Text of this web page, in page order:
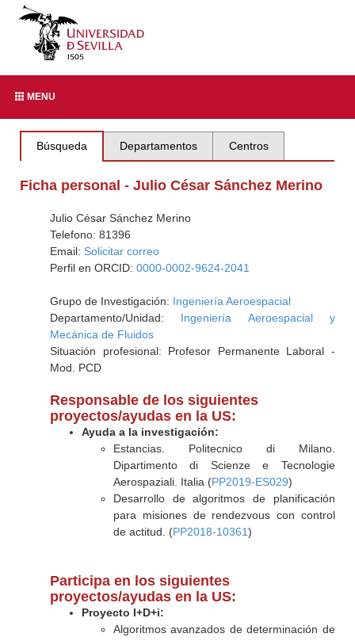
MENU
Búsqueda Departamentos Centros
Ficha personal - Julio César Sánchez Merino
Julio César Sánchez Merino
Telefono: 81396
Email: Solicitar correo
Perfil en ORCID: 0000-0002-9624-2041
Grupo de Investigación: Ingeniería Aeroespacial
Departamento/Unidad: Ingeniería Aeroespacial y
Mecánica de Fluidos
Situación profesional: Profesor Permanente Laboral -
Mod. PCD
Responsable de los siguientes
proyectos/ayudas en la US:
Ayuda a la investigación:
Estancias. Politecnico di Milano.
Dipartimento di Scienze e Tecnologie
Aerospaziali. Italia (PP2019-ES029)
Desarrollo de algoritmos de planificación
para misiones de rendezvous con control
de actitud. (PP2018-10361)
Participa en los siguientes
proyectos/ayudas en la US:
Proyecto I+D+i:
Algoritmos avanzados de determinación de